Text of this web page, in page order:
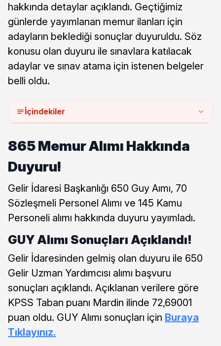
hakkında detaylar açıklandı. Geçtiğimiz
günlerde yayımlanan memur ilanları için
adayların beklediği sonuçlar duyuruldu. Söz
konusu olan duyuru ile sınavlara katılacak
adaylar ve sınav atama için istenen belgeler
belli oldu.
İçindekiler
865 Memur Alımı Hakkında
Duyuru!
Gelir İdaresi Başkanlığı 650 Guy Aımı, 70
Sözleşmeli Personel Alımı ve 145 Kamu
Personeli alımı hakkında duyuru yayımladı.
GUY Alımı Sonuçları Açıklandı!
Gelir İdaresinden gelmiş olan duyuru ile 650
Gelir Uzman Yardımcısı alımı başvuru
sonuçları açıklandı. Açıklanan verilere göre
KPSS Taban puanı Mardin ilinde 72,69001
puan oldu. GUY Alımı sonuçları için Buraya
Tıklayınız.